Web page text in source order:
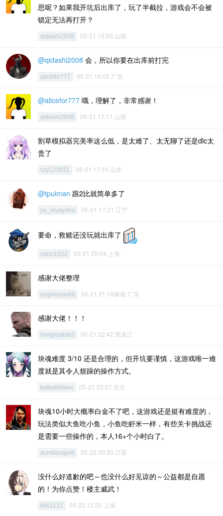
思呢？如果我开坑后出库了，玩了半截拉，游戏会不会被
锁定无法再打开？
qidashi2008 05-21 15:50 山西
@qidashi2008 会，所以你要在出库前打完
alicefor777 05-21 16:05 广东
@alicefor777 哦，理解了，非常感谢！
qidashi2008 05-21 17:11 山西
割草模拟器完美率这么低，是太难了、太无聊了还是dlc太
贵了
xzy125011 05-21 17:16 山东
@tpuiman 跟2比就简单多了
ps_inuaysha 05-21 17:21 辽宁
要命，救赎还没玩就出库了
xdnn1022 05-21 20:54 上海
感谢大佬整理
ucgmusouhk 05-21 21:16修改 广东
感谢大佬！！！
honghutian3 05-21 22:42 黑龙江
块魂难度 3/10 还是合理的，但开坑要谨慎，这游戏唯一难
度就是其令人烦躁的操作方式。
kaikaiiiiiiiwu 05-21 23:57 北京
块魂10小时大概率白金不了吧，这游戏还是挺有难度的，
玩法类似大鱼吃小鱼，小鱼吃虾米一样，有些关卡挑战还
是需要一些操作的，本人16+个小时白了。
acmilanqyx8 05-22 00:30 江苏
没什么好道歉的吧～也没什么好见谅的～公益都是自愿
的！为你点赞！楼主威武！
biki1122 05-22 12:25 上海